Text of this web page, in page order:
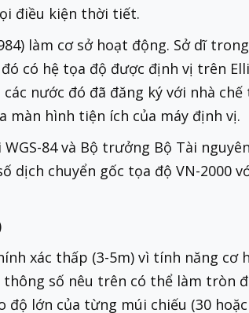
điều kiện thời tiết.
làm cơ sở hoạt động. Sở dĩ
có hệ tọa độ được định vị trên
nước đó đã đăng ký với nhà
màn hình tiện ích của máy định vị.
84 và Bộ trưởng Bộ Tài
dịch chuyển gốc tọa độ VN-2000
xác thấp (3-5m) vì tính năng cơ
số nêu trên có thể làm tròn
lớn của từng múi chiếu (30